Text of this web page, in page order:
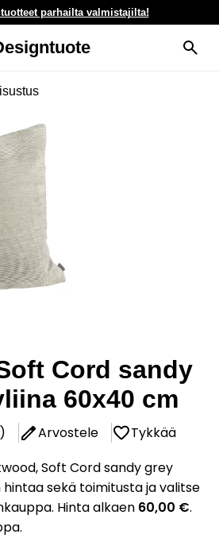
parhailta valmistajilta!
Cord sandy
60x40 cm
Arvostele
Tykkää
Soft Cord sandy grey
sekä toimitusta ja valitse
Hinta alkaen 60,00 €.